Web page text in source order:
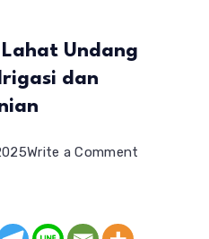
Undang
dan
Write a Comment